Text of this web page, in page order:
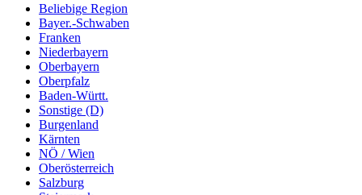
Beliebige Region
Bayer.-Schwaben
Franken
Niederbayern
Oberbayern
Oberpfalz
Baden-Württ.
Sonstige (D)
Burgenland
Kärnten
NÖ / Wien
Oberösterreich
Salzburg